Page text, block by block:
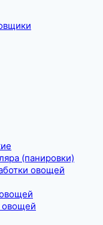
(панировки)
овощей